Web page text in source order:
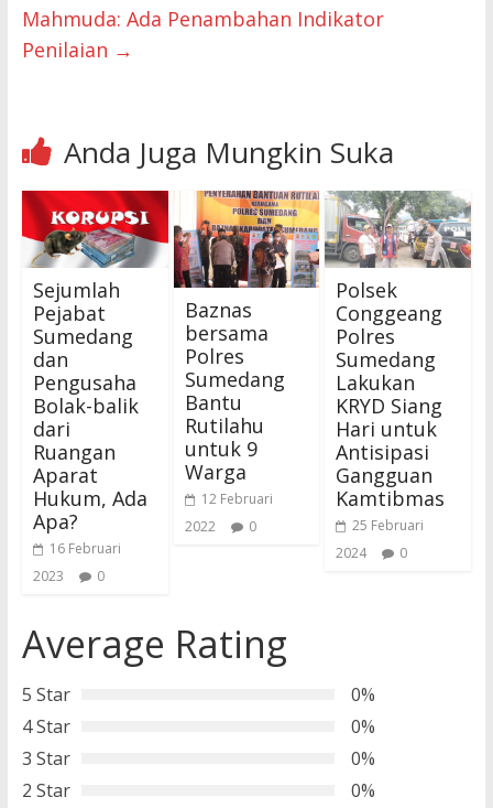
Mahmuda: Ada Penambahan Indikator
Penilaian →
Anda Juga Mungkin Suka
Sejumlah
Pejabat
Sumedang
dan
Pengusaha
Bolak-balik
dari
Ruangan
Aparat
Hukum, Ada
Apa?
16 Februari
2023
0
Baznas
bersama
Polres
Sumedang
Bantu
Rutilahu
untuk 9
Warga
12 Februari
2022
0
Polsek
Conggeang
Polres
Sumedang
Lakukan
KRYD Siang
Hari untuk
Antisipasi
Gangguan
Kamtibmas
25 Februari
2024
0
Average Rating
5 Star
0%
4 Star
0%
3 Star
0%
2 Star
0%